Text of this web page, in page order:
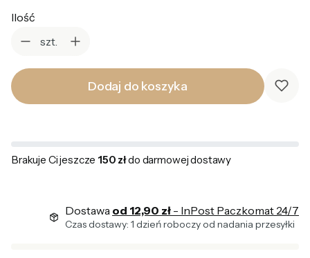
Ilość
szt.
Dodaj do koszyka
Brakuje Ci jeszcze 150 złdo darmowej dostawy
Dostawa od 12,90 zł - InPost Paczkomat 24/7
Czas dostawy: 1 dzień roboczy od nadania przesyłki